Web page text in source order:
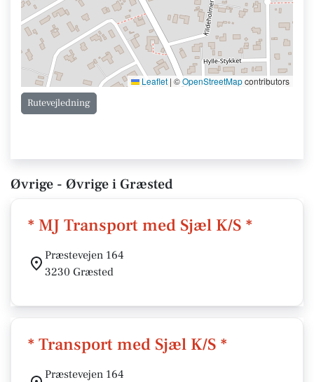
Leaflet | ©OpenStreetMapcontributors
Rutevejledning
Øvrige - Øvrige i Græsted
* MJ Transport med Sjæl K/S *
Præstevejen 164
3230 Græsted
* Transport med Sjæl K/S *
Præstevejen 164